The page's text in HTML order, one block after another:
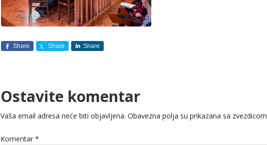
Share Share Share
Ostavite komentar
Vaša email adresa neće biti objavljena. Obavezna polja su prikazana sa zvezdicom
Komentar *